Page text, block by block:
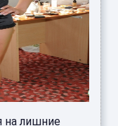
на лишние